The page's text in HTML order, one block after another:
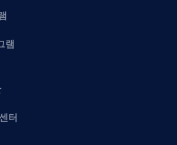
램
터